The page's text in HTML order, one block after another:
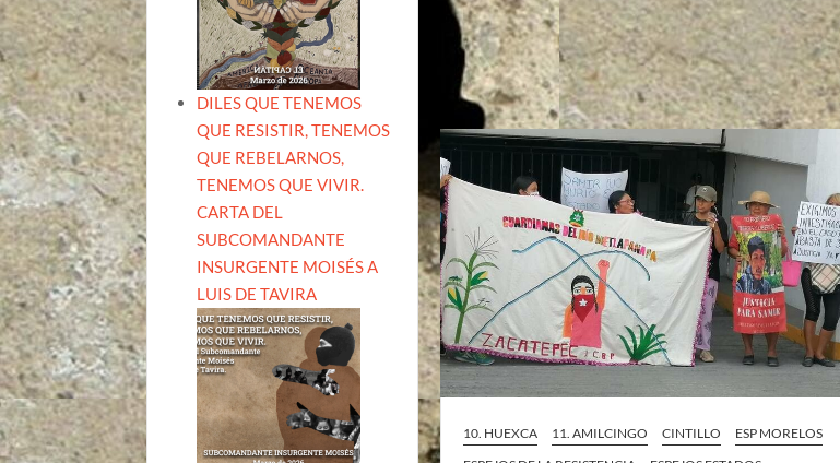
10. HUEXCA 11. AMILCINGO CINTILLO
ESP MORELOS
DILES QUE TENEMOS
QUE RESISTIR, TENEMOS
QUE REBELARNOS,
TENEMOS QUE VIVIR.
CARTA DEL
SUBCOMANDANTE
INSURGENTE MOISÉS A
LUIS DE TAVIRA